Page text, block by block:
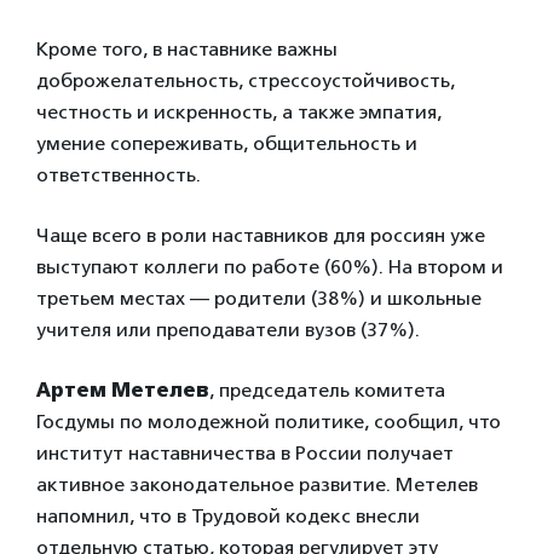
Кроме того, в наставнике важны
доброжелательность, стрессоустойчивость,
честность и искренность, а также эмпатия,
умение сопереживать, общительность и
ответственность.
Чаще всего в роли наставников для россиян уже
выступают коллеги по работе (60%). На втором и
третьем местах — родители (38%) и школьные
учителя или преподаватели вузов (37%).
Артем Метелев, председатель комитета
Госдумы по молодежной политике, сообщил, что
институт наставничества в России получает
активное законодательное развитие. Метелев
напомнил, что в Трудовой кодекс внесли
отдельную статью, которая регулирует эту